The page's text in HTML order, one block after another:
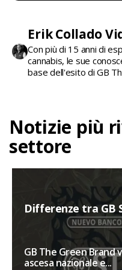
Erik Collado
Con più di 15 anni di
cannabis, le sue
base dell'esito di GB
Notizie più
settore
Differenze tra GB
GB The Green Brand
ascesa nazionale e...